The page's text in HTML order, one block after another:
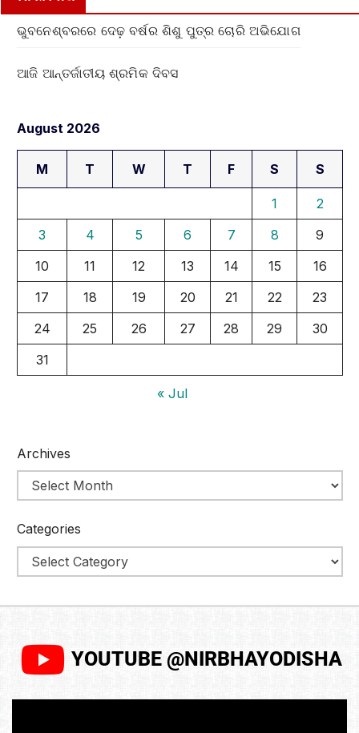
ଭୁବନେଶ୍ବରରେ ଦେଢ଼ ବର୍ଷର ଶିଶୁ ପୁତ୍ର ଚୋରି ଅଭିଯୋଗ
ଆଜି ଆନ୍ତର୍ଜାତୀୟ ଶ୍ରମିକ ଦିବସ
August 2026
M T W T F S S
1
2
3
4 5 6 7 8
9
10
11 12 13 14 15
16
17
18 19 20 21 22
23
24
25 26 27 28 29
30
31
« Jul
Archives
Categories
YOUTUBE @NIRBHAYODISHA